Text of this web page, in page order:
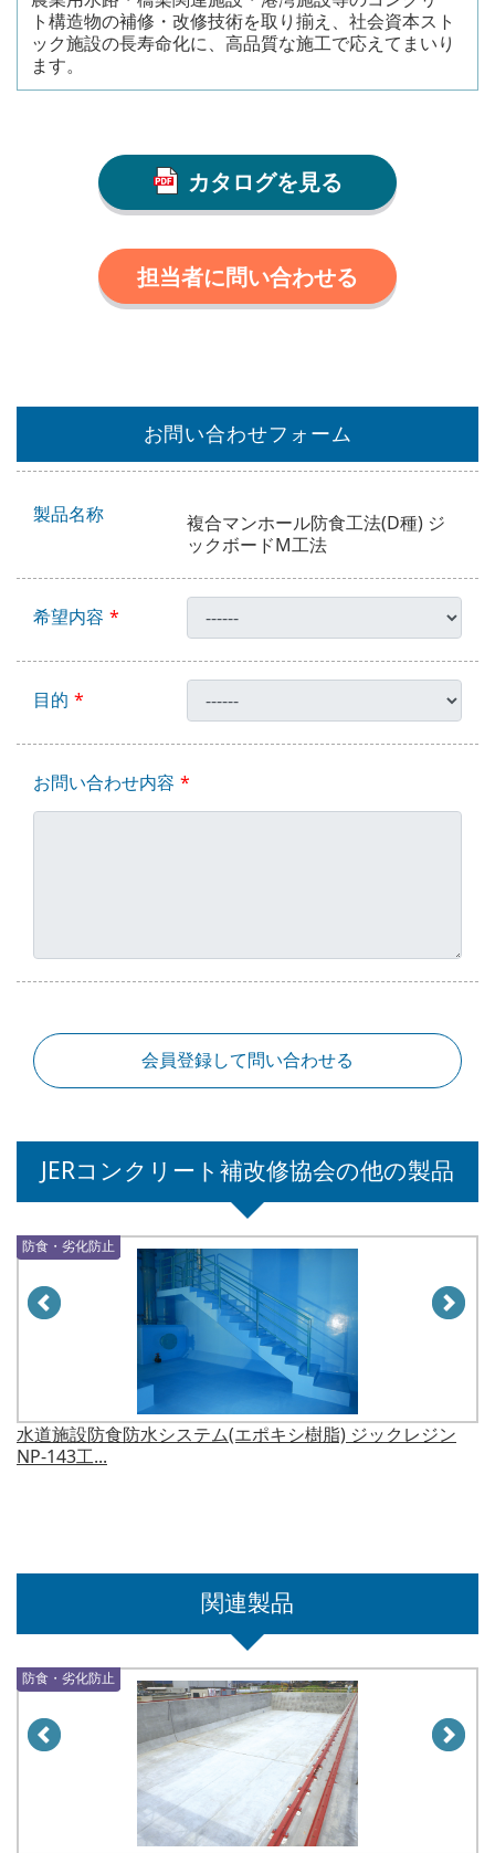
ト構造物の補修・改修技術を取り揃え、社会資本スト
ック施設の長寿命化に、高品質な施工で応えてまいり
ます。
カタログを見る
担当者に問い合わせる
お問い合わせフォーム
製品名称
複合マンホール防食工法(D種) ジ
ックボードM工法
希望内容
目的
お問い合わせ内容
会員登録して問い合わせる
JERコンクリート補改修協会の他の製品
防食・劣化防止
防食・劣化防止
水道施設防食防水システム(エポキシ樹脂) ジックレジン
NP-143工...
関連製品
防食・劣化防止
防食・劣化防止